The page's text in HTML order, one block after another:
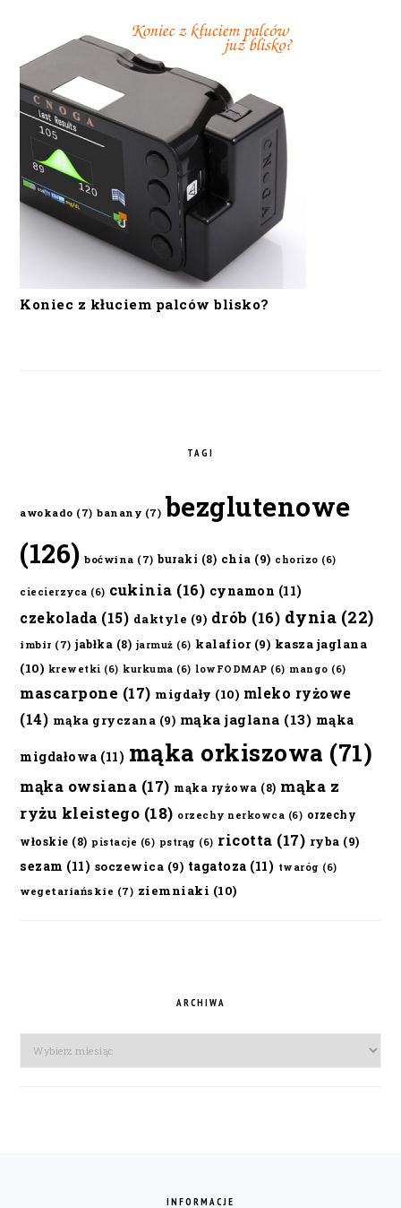
Koniec z kłuciem palców blisko?
TAGI
awokado (7) banany (7) bezglutenowe
(126) boćwina (7) buraki (8) chia (9) chorizo (6)
ciecierzyca (6) cukinia (16) cynamon (11)
czekolada (15) daktyle (9) drób (16) dynia (22)
imbir (7) jabłka (8) jarmuż (6) kalafior(9) kasza jaglana
(10) krewetki (6) kurkuma (6) lowFODMAP (6) mango (6)
mascarpone (17) migdały (10) mleko ryżowe
(14) mąka gryczana (9) mąka jaglana (13) mąka
migdałowa (11) mąka orkiszowa (71)
mąka owsiana (17) mąka ryżowa (8) mąka z
ryżu kleistego (18) orzechy nerkowca (6) orzechy
włoskie (8) pistacje (6) pstrąg (6) ricotta (17) ryba (9)
sezam (11) soczewica (9) tagatoza (11) twaróg (6)
wegetariańskie (7) ziemniaki (10)
ARCHIWA
Archiwa
INFORMACJE